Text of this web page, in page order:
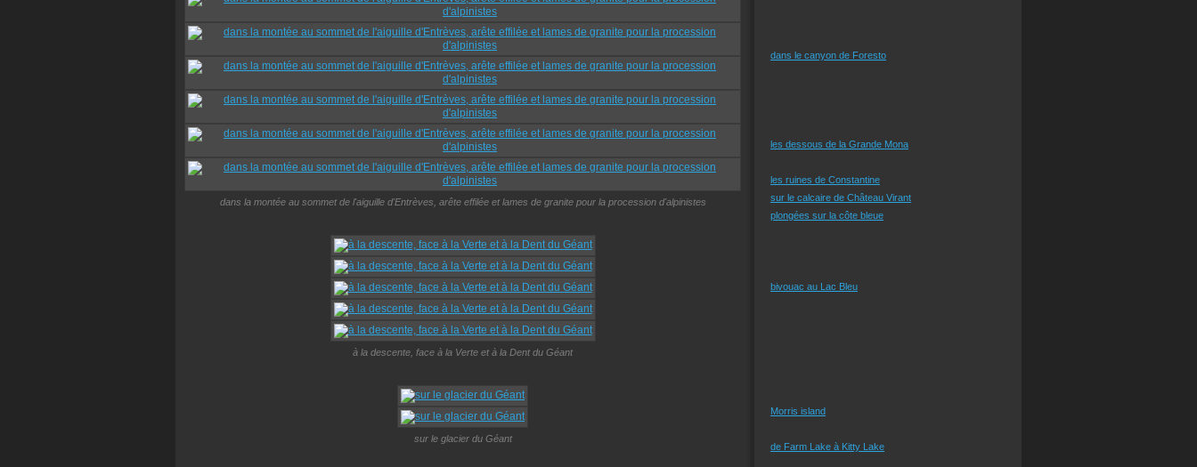
dans la montée au sommet de l'aiguille d'Entrèves, arête effilée et lames de granite pour la procession d'alpinistes
à la descente, face à la Verte et à la Dent du Géant
sur le glacier du Géant
dans le canyon de Foresto
les dessous de la Grande Mona
les ruines de Constantine
sur le calcaire de Château Virant
plongées sur la côte bleue
bivouac au Lac Bleu
Morris island
de Farm Lake à Kitty Lake